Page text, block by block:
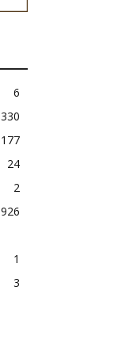
6
330
177
24
2
926
1
3